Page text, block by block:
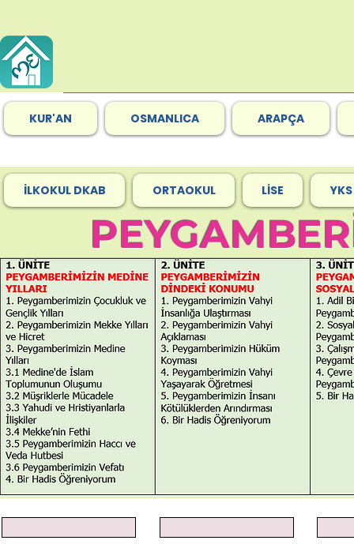
KUR'AN OSMANLICA ARAPÇA
İLKOKUL DKAB ORTAOKUL LİSE